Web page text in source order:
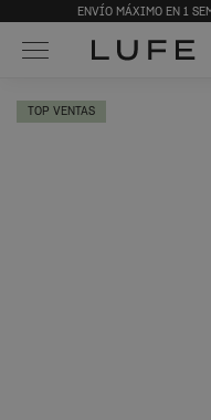
ENVÍO MÁXIMO EN 1
TOP VENTAS